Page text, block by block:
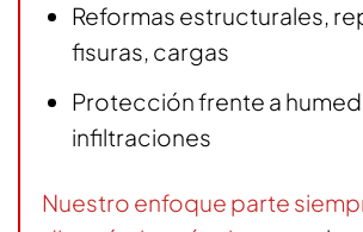
Reformas estructurales,
fisuras, cargas
Protección frente a
infiltraciones
Nuestro enfoque parte